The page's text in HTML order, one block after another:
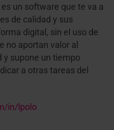
un software que te va a
de calidad y sus
digital, sin el uso de
no aportan valor al
y supone un tiempo
a otras tareas del
in/lpolo